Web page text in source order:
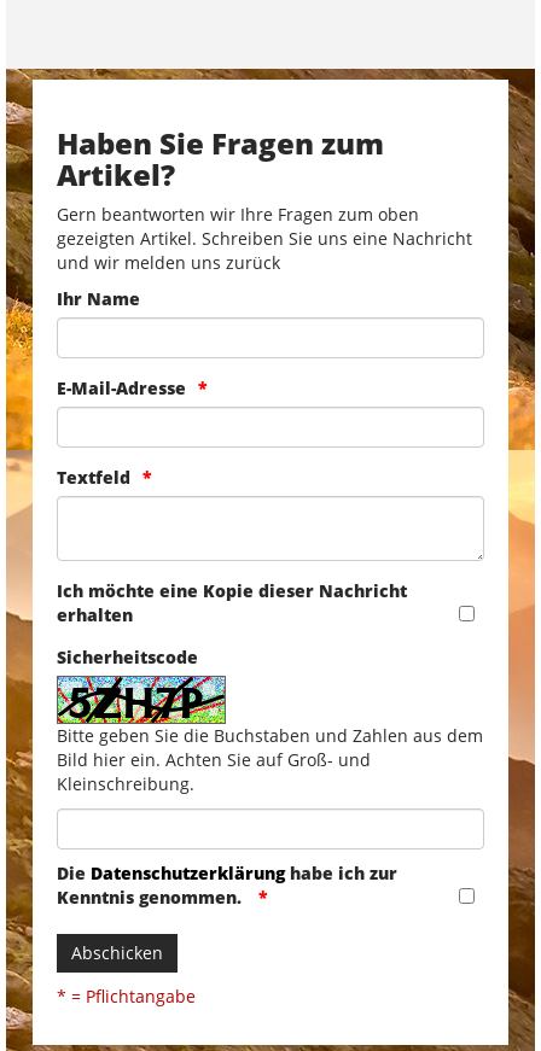
Haben Sie Fragen zum
Artikel?
Gern beantworten wir Ihre Fragen zum oben
gezeigten Artikel. Schreiben Sie uns eine Nachricht
und wir melden uns zurück
Ihr Name
E-Mail-Adresse
Textfeld
Ich möchte eine Kopie dieser Nachricht
erhalten
Sicherheitscode
Bitte geben Sie die Buchstaben und Zahlen aus dem
Bild hier ein. Achten Sie auf Groß- und
Kleinschreibung.
Die Datenschutzerklärunghabe ich zur
Kenntnis genommen.
Abschicken
* = Pflichtangabe